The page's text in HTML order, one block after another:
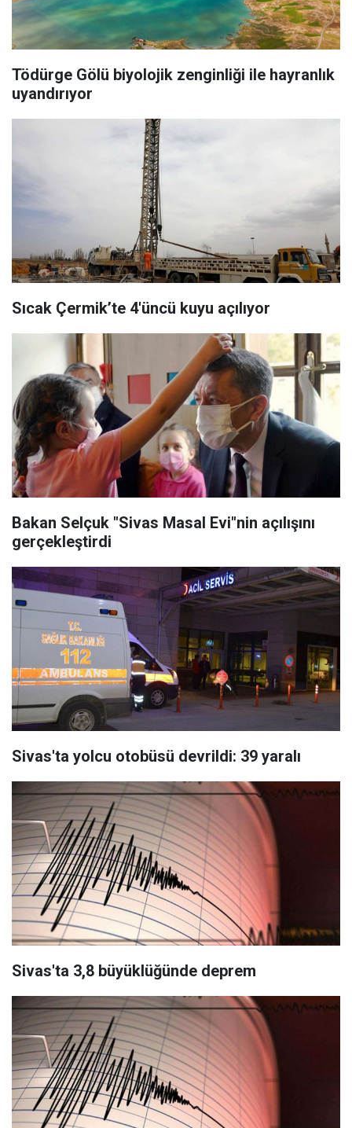
Tödürge Gölü biyolojik zenginliği ile hayranlık
uyandırıyor
Sıcak Çermik’te 4'üncü kuyu açılıyor
Bakan Selçuk "Sivas Masal Evi"nin açılışını
gerçekleştirdi
Sivas'ta yolcu otobüsü devrildi: 39 yaralı
Sivas'ta 3,8 büyüklüğünde deprem